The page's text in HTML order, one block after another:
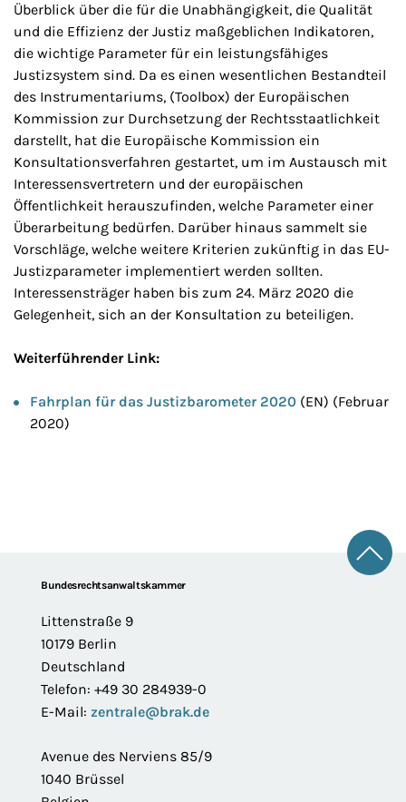
Überblick über die für die Unabhängigkeit, die Qualität
und die Effizienz der Justiz maßgeblichen Indikatoren,
die wichtige Parameter für ein leistungsfähiges
Justizsystem sind. Da es einen wesentlichen Bestandteil
des Instrumentariums, (Toolbox) der Europäischen
Kommission zur Durchsetzung der Rechtsstaatlichkeit
darstellt, hat die Europäische Kommission ein
Konsultationsverfahren gestartet, um im Austausch mit
Interessensvertretern und der europäischen
Öffentlichkeit herauszufinden, welche Parameter einer
Überarbeitung bedürfen. Darüber hinaus sammelt sie
Vorschläge, welche weitere Kriterien zukünftig in das EU-
Justizparameter implementiert werden sollten.
Interessensträger haben bis zum 24. März 2020 die
Gelegenheit, sich an der Konsultation zu beteiligen.
Weiterführender Link:
Fahrplan für das Justizbarometer 2020 (EN) (Februar
2020)
FooterBundesrechtsanwaltskammer
Littenstraße 9
10179 Berlin
Deutschland
Telefon: +49 30 284939-0
E-Mail: zentrale@brak.de
Avenue des Nerviens 85/9
1040 Brüssel